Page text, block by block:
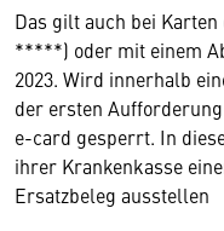
Das gilt auch bei
*****) oder mit einem
2023. Wird innerhalb
der ersten
e-card gesperrt. In
ihrer Krankenkasse
Ersatzbeleg ausstellen